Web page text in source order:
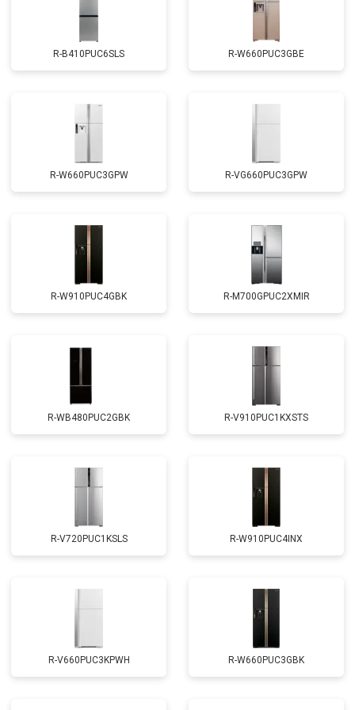
R-B410PUC6SLS R-W660PUC3GBE
R-W660PUC3GPW R-VG660PUC3GPW
R-W910PUC4GBK R-M700GPUC2XMIR
R-WB480PUC2GBK R-V910PUC1KXSTS
R-V720PUC1KSLS R-W910PUC4INX
R-V660PUC3KPWH R-W660PUC3GBK